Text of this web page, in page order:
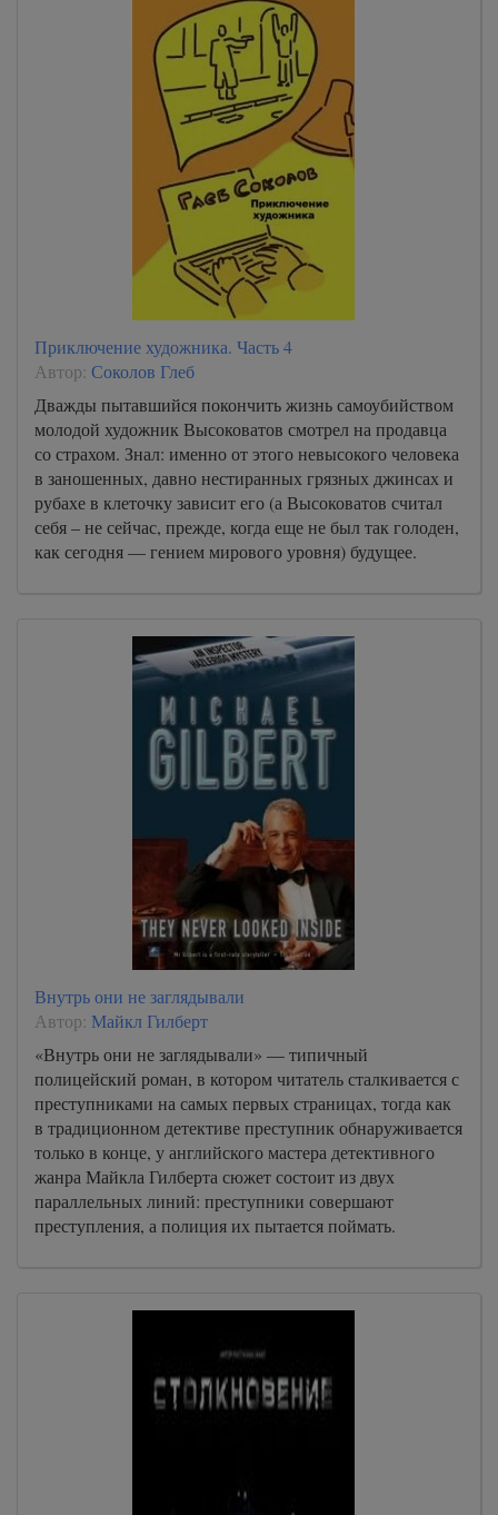
Приключение художника. Часть 4
Автор: Соколов Глеб
Дважды пытавшийся покончить жизнь самоубийством
молодой художник Высоковатов смотрел на продавца
со страхом. Знал: именно от этого невысокого человека
в заношенных, давно нестиранных грязных джинсах и
рубахе в клеточку зависит его (а Высоковатов считал
себя – не сейчас, прежде, когда еще не был так голоден,
как сегодня — гением мирового уровня) будущее.
Внутрь они не заглядывали
Автор: Майкл Гилберт
«Внутрь они не заглядывали» — типичный
полицейский роман, в котором читатель сталкивается с
преступниками на самых первых страницах, тогда как
в традиционном детективе преступник обнаруживается
только в конце, у английского мастера детективного
жанра Майкла Гилберта сюжет состоит из двух
параллельных линий: преступники совершают
преступления, а полиция их пытается поймать.